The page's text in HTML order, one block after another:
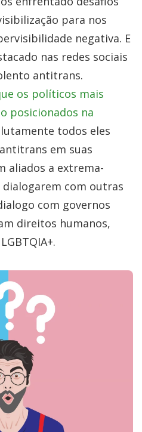
para nos
negativa. E
nas redes sociais
antitrans.
os políticos mais
posicionados na
todos eles
em suas
aliados a extrema-
com outras
com governos
direitos humanos,